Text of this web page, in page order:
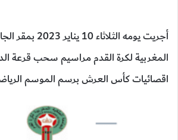
أجريت يومه الثلاثاء
المغربية لكرة القدم مراسيم سحب قرعة
اقصائيات كأس العرش برسم الموسم الرياضي 2021–